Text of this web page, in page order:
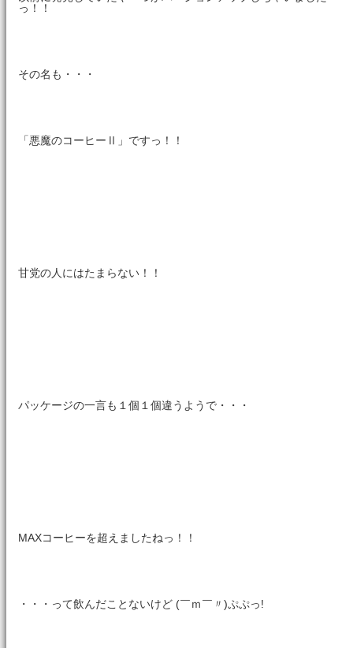
っ！！
その名も・・・
「悪魔のコーヒーⅡ」ですっ！！
甘党の人にはたまらない！！
パッケージの一言も１個１個違うようで・・・
MAXコーヒーを超えましたねっ！！
・・・って飲んだことないけど (￣ｍ￣〃)ぷぷっ!